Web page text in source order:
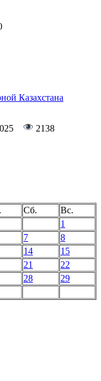
Казахстана
2138
Сб.
Вс.
1
7
8
14
15
21
22
28
29